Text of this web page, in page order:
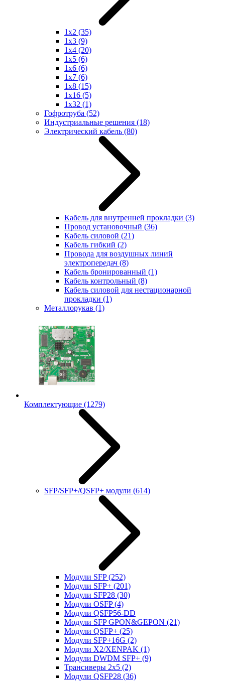
1x2 (35)
1x3 (9)
1x4 (20)
1x5 (6)
1x6 (6)
1x7 (6)
1x8 (15)
1x16 (5)
1x32 (1)
Гофротруба (52)
Индустриальные решения (18)
Электрический кабель (80)
Кабель для внутренней прокладки (3)
Провод установочный (36)
Кабель силовой (21)
Кабель гибкий (2)
Провода для воздушных линий
электропередач (8)
Кабель бронированный (1)
Кабель контрольный (8)
Кабель силовой для нестационарной
прокладки (1)
Металлорукав (1)
Комплектующие (1279)
SFP/SFP+/QSFP+ модули (614)
Модули SFP(252)
Модули SFP+ (201)
Модули SFP28 (30)
Модули OSFP(4)
Модули QSFP56-DD
Модули SFP GPON&GEPON (21)
Модули QSFP+ (25)
Модули SFP+16G (2)
Модули X2/XENPAK (1)
Модули DWDM SFP+ (9)
Трансиверы 2x5 (2)
Модули QSFP28 (36)